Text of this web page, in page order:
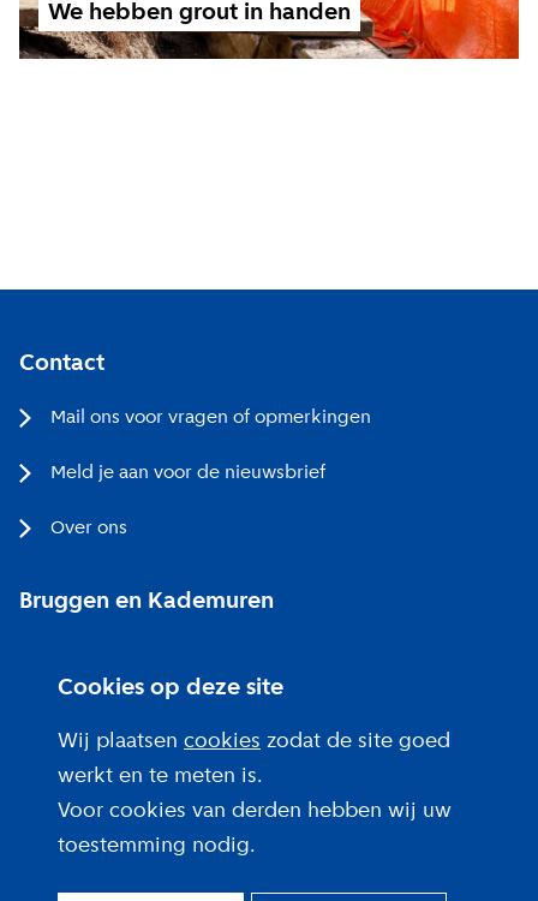
Cookies op deze site
Wij plaatsen cookies zodat de site goed
werkt en te meten is.
Voor cookies van derden hebben wij uw
toestemming nodig.
We hebben grout in handen
Contact
Mail ons voor vragen of opmerkingen
Meld je aan voor de nieuwsbrief
Over ons
Bruggen en Kademuren